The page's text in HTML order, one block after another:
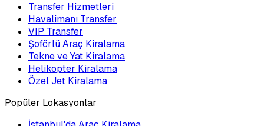
Transfer Hizmetleri
Havalimanı Transfer
VIP Transfer
Şoförlü Araç Kiralama
Tekne ve Yat Kiralama
Helikopter Kiralama
Özel Jet Kiralama
Popüler Lokasyonlar